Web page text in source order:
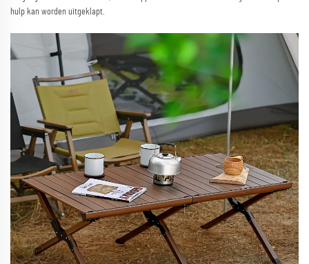
hulp kan worden uitgeklapt.